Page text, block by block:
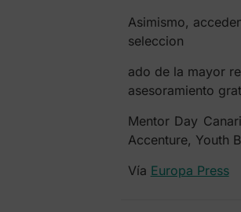
Asimismo,
seleccion
ado de la mayor
asesoramiento
Mentor Day
Accenture, Youth
Vía Europa Press